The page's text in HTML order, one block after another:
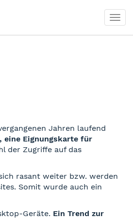
Jahren laufend
eine Eignungskarte für
der Zugriffe auf das
rasant weiter bzw. werden
Somit wurde auch ein
Geräte. Ein Trend zur